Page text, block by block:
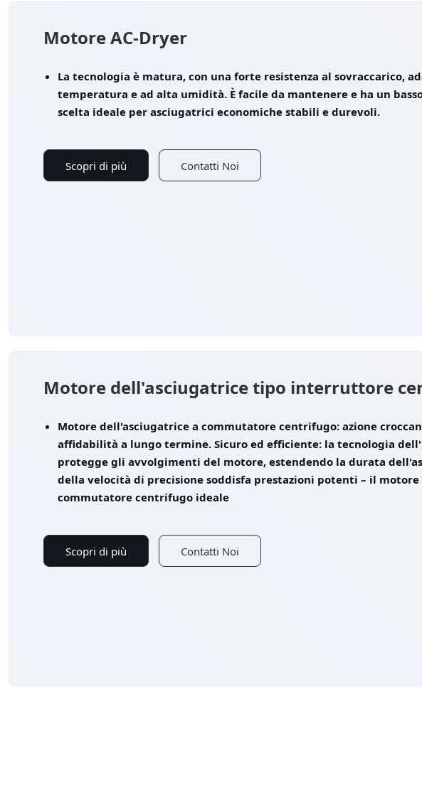
Motore AC-Dryer
La tecnologia è matura, con una forte resistenza al sovraccarico,
temperatura e ad alta umidità. È facile da mantenere e ha un
scelta ideale per asciugatrici economiche stabili e durevoli.
Scopri di più Contatti Noi
Motore dell'asciugatrice tipo interruttore
Motore dell'asciugatrice a commutatore centrifugo: azione
affidabilità a lungo termine. Sicuro ed efficiente: la tecnologia
protegge gli avvolgimenti del motore, estendendo la durata
della velocità di precisione soddisfa prestazioni potenti – il
commutatore centrifugo ideale
Scopri di più Contatti Noi